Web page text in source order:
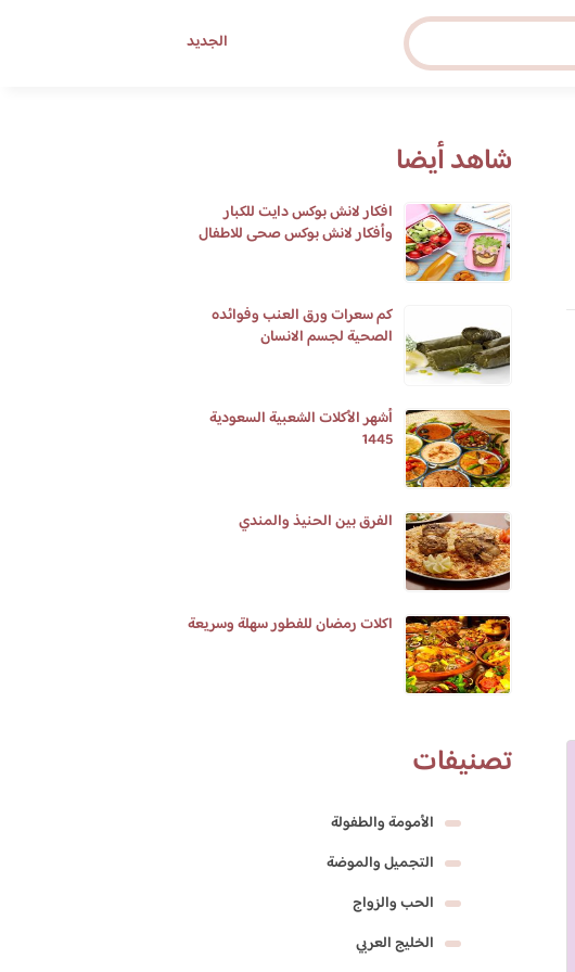
الجديد
شاهد أيضا
افكار لانش بوكس دايت للكبار
وأفكار لانش بوكس صحى للاطفال
كم سعرات ورق العنب وفوائده
الصحية لجسم الانسان
أشهر الأكلات الشعبية السعودية
1445
الفرق بين الحنيذ والمندي
اكلات رمضان للفطور سهلة وسريعة
تصنيفات
الأمومة والطفولة
التجميل والموضة
الحب والزواج
الخليج العربي